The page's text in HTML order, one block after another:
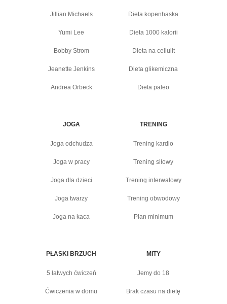
Jillian Michaels
Yumi Lee
Bobby Strom
Jeanette Jenkins
Andrea Orbeck
Dieta kopenhaska
Dieta 1000 kalorii
Dieta na cellulit
Dieta glikemiczna
Dieta paleo
JOGA
Joga odchudza
Joga w pracy
Joga dla dzieci
Joga twarzy
Joga na kaca
TRENING
Trening kardio
Trening siłowy
Trening interwałowy
Trening obwodowy
Plan minimum
PŁASKI BRZUCH
5 łatwych ćwiczeń
Ćwiczenia w domu
MITY
Jemy do 18
Brak czasu na dietę